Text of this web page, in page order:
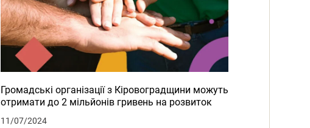
Громадські організації з Кіровоградщини можуть
отримати до 2 мільйонів гривень на розвиток
11/07/2024